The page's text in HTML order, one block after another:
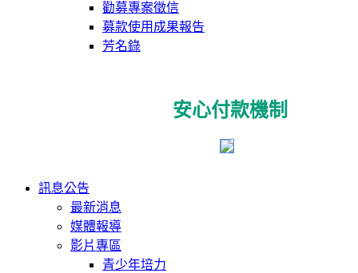
勸募專案徵信
募款使用成果報告
芳名錄
安心付款機制
訊息公告
最新消息
媒體報導
影片專區
青少年培力